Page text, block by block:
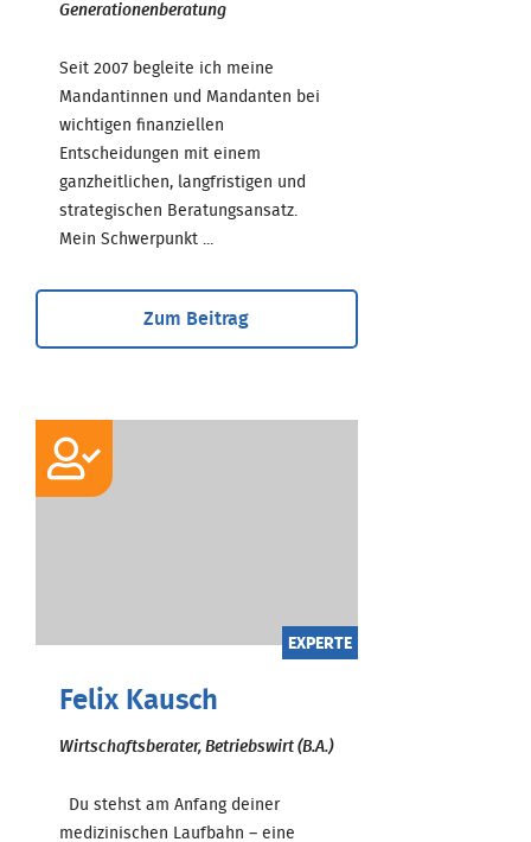
Generationenberatung
Seit 2007 begleite ich meine
Mandantinnen und Mandanten bei
wichtigen finanziellen
Entscheidungen mit einem
ganzheitlichen, langfristigen und
strategischen Beratungsansatz.
Mein Schwerpunkt ...
Zum Beitrag
EXPERTE
Felix Kausch
Wirtschaftsberater, Betriebswirt (B.A.)
Du stehst am Anfang deiner
medizinischen Laufbahn – eine